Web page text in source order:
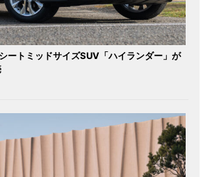
ートミッドサイズSUV「ハイランダー」が